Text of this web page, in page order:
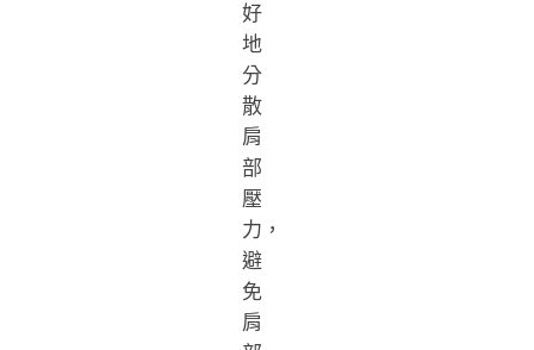
好
地
分
散
肩
部
壓
力，
避
免
肩